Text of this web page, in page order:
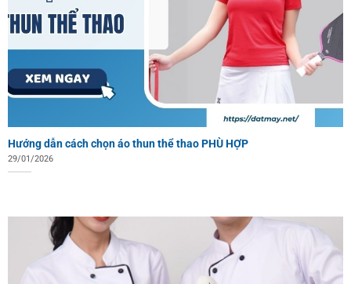
Hướng dẫn cách chọn áo thun thể thao PHÙ HỢP
29/01/2026